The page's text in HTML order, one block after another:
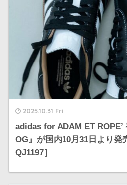
2025.10.31 Fri
adidas for ADAM ET ROPE’
OG』が国内10月31日より発
QJ1197］